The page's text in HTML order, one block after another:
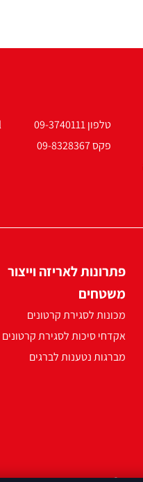
טלפון 09-3740111
פקס 09-8328367
פתרונות לאריזה וייצור
משטחים
מכונות לסגירת קרטונים
אקדחי סיכות לסגירת קרטונים
מברגות נטענות לברגים